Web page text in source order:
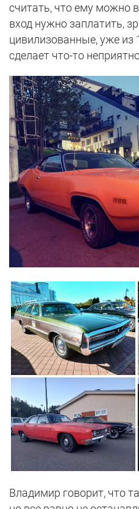
считать, что ему можно
вход нужно заплатить,
цивилизованные, уже из
сделает что-то
Владимир говорит, что